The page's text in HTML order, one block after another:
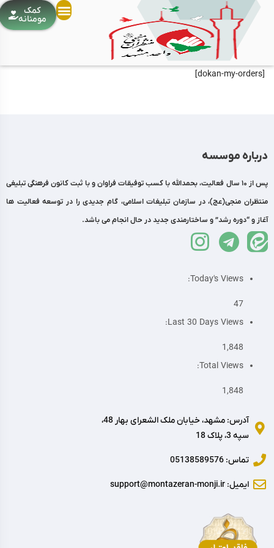
کمک
مومنانه
[dokan-my-orders]
درباره موسسه
پس از 10 سال فعالیت، بحمدالله با کسب توفیقات فراوان و با ثبت کانون فرهنگی تبلیغی
منتظران منجی(عج)، در سازمان تبلیغات اسلامی، گام جدیدی را در توسعه فعالیت ها
آغاز و “دوره رشد” و ساختارمندی جدید در حال انجام می باشد.
Today's Views:
47
Last 30 Days Views:
1,848
Total Views:
1,848
آدرس: مشهد، خیابان ملک الشعرای بهار 48،
سپه 3، پلاک 18
تماس: 05138589576
ایمیل: support@montazeran-monji.ir